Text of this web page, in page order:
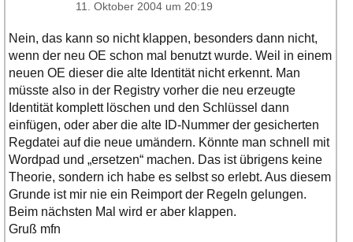
11. Oktober 2004 um 20:19
Nein, das kann so nicht klappen, besonders dann nicht,
wenn der neu OE schon mal benutzt wurde. Weil in einem
neuen OE dieser die alte Identität nicht erkennt. Man
müsste also in der Registry vorher die neu erzeugte
Identität komplett löschen und den Schlüssel dann
einfügen, oder aber die alte ID-Nummer der gesicherten
Regdatei auf die neue umändern. Könnte man schnell mit
Wordpad und „ersetzen“ machen. Das ist übrigens keine
Theorie, sondern ich habe es selbst so erlebt. Aus diesem
Grunde ist mir nie ein Reimport der Regeln gelungen.
Beim nächsten Mal wird er aber klappen.
Gruß mfn